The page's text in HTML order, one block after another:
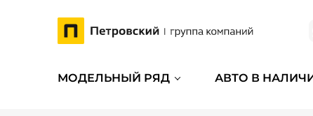
МОДЕЛЬНЫЙ РЯД АВТО В